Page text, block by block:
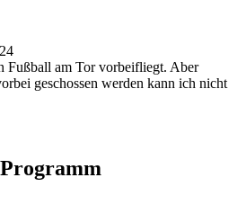
Fußball am Tor vorbeifliegt. Aber
geschossen werden kann ich nicht